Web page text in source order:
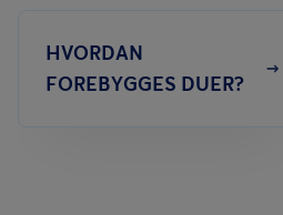
HVORDAN
FOREBYGGES DUER?